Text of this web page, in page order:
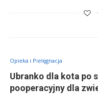
Opieka i Pielęgnacja
Ubranko dla kota po
pooperacyjny dla